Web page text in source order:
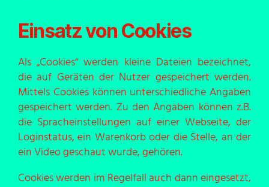
Einsatz von Cookies
Als „Cookies“ werden kleine Dateien bezeichnet,
die auf Geräten der Nutzer gespeichert werden.
Mittels Cookies können unterschiedliche Angaben
gespeichert werden. Zu den Angaben können z.B.
die Spracheinstellungen auf einer Webseite, der
Loginstatus, ein Warenkorb oder die Stelle, an der
ein Video geschaut wurde, gehören.
Cookies werden im Regelfall auch dann eingesetzt,